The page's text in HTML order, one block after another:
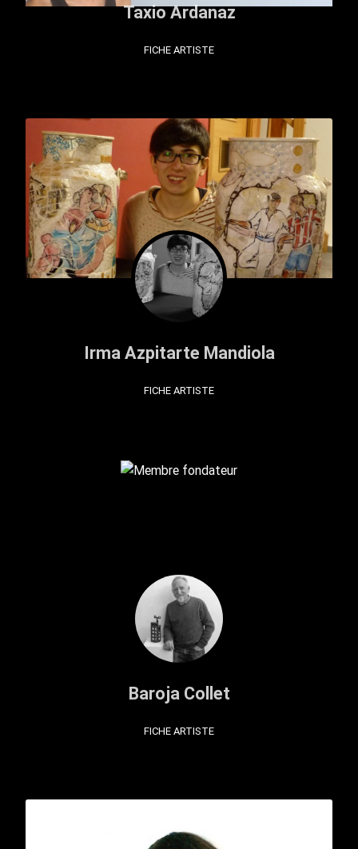
Taxio Ardanaz
FICHE ARTISTE
Irma Azpitarte Mandiola
FICHE ARTISTE
Baroja Collet
FICHE ARTISTE